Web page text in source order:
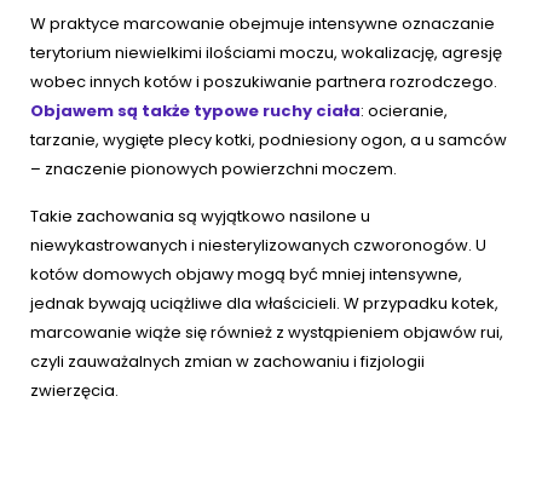
W praktyce marcowanie obejmuje intensywne oznaczanie
terytorium niewielkimi ilościami moczu, wokalizację, agresję
wobec innych kotów i poszukiwanie partnera rozrodczego.
Objawem są także typowe ruchy ciała: ocieranie,
tarzanie, wygięte plecy kotki, podniesiony ogon, a u samców
– znaczenie pionowych powierzchni moczem.
Takie zachowania są wyjątkowo nasilone u
niewykastrowanych i niesterylizowanych czworonogów. U
kotów domowych objawy mogą być mniej intensywne,
jednak bywają uciążliwe dla właścicieli. W przypadku kotek,
marcowanie wiąże się również z wystąpieniem objawów rui,
czyli zauważalnych zmian w zachowaniu i fizjologii
zwierzęcia.